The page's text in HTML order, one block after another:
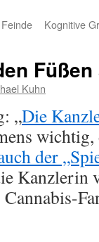
Kognitive
Kuhn
„Die
der
Kanzlerin